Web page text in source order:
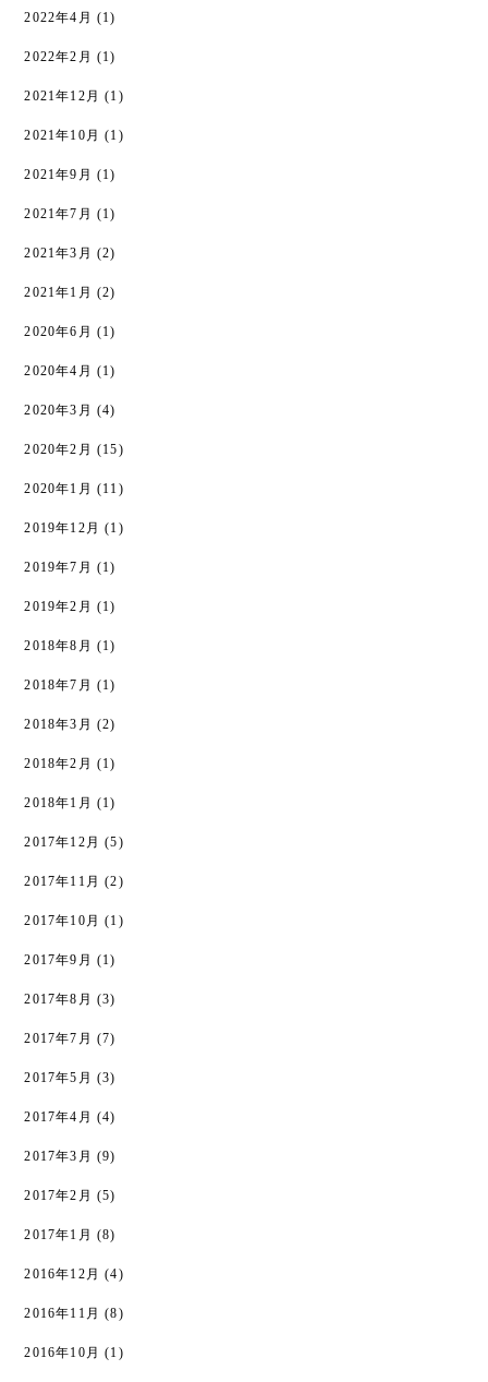
2022年4月 (1)
2022年2月 (1)
2021年12月 (1)
2021年10月 (1)
2021年9月 (1)
2021年7月 (1)
2021年3月 (2)
2021年1月 (2)
2020年6月 (1)
2020年4月 (1)
2020年3月 (4)
2020年2月 (15)
2020年1月 (11)
2019年12月 (1)
2019年7月 (1)
2019年2月 (1)
2018年8月 (1)
2018年7月 (1)
2018年3月 (2)
2018年2月 (1)
2018年1月 (1)
2017年12月 (5)
2017年11月 (2)
2017年10月 (1)
2017年9月 (1)
2017年8月 (3)
2017年7月 (7)
2017年5月 (3)
2017年4月 (4)
2017年3月 (9)
2017年2月 (5)
2017年1月 (8)
2016年12月 (4)
2016年11月 (8)
2016年10月 (1)